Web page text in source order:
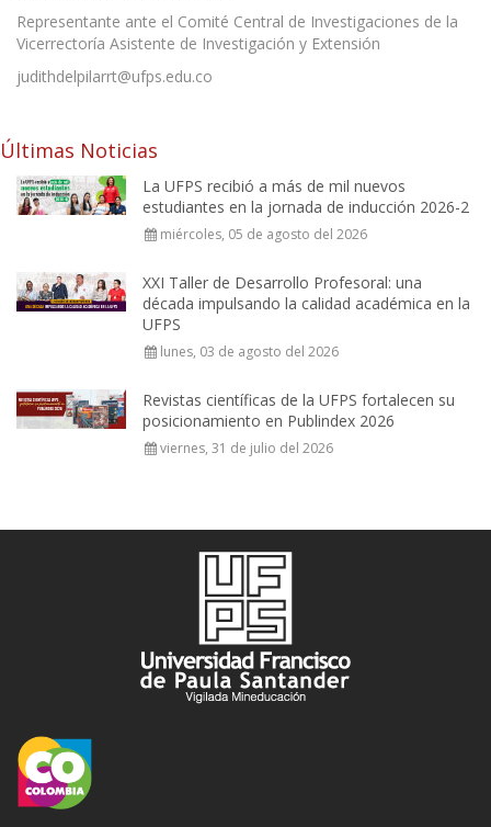
Representante ante el Comité Central de Investigaciones de la
Vicerrectoría Asistente de Investigación y Extensión
judithdelpilarrt@ufps.edu.co
Últimas Noticias
La UFPS recibió a más de mil nuevos
estudiantes en la jornada de inducción 2026-2
miércoles, 05 de agosto del 2026
XXI Taller de Desarrollo Profesoral: una
década impulsando la calidad académica en la
UFPS
lunes, 03 de agosto del 2026
Revistas científicas de la UFPS fortalecen su
posicionamiento en Publindex 2026
viernes, 31 de julio del 2026